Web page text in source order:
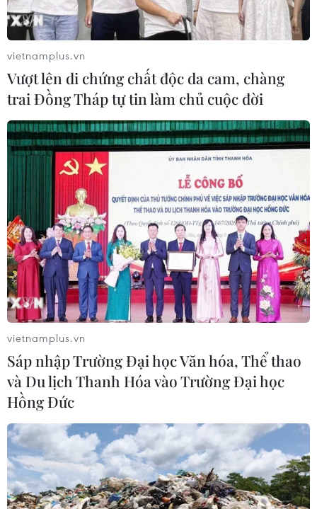
TIN CÙNG CHUYÊN MỤC
vietnamplus.vn
Vượt lên di chứng chất độc da cam, chàng
trai Đồng Tháp tự tin làm chủ cuộc đời
vietnamplus.vn
Sáp nhập Trường Đại học Văn hóa, Thể thao
và Du lịch Thanh Hóa vào Trường Đại học
Hồng Đức